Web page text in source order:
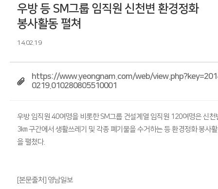
우방 등 SM그룹 임직원 신천변 환경정화
봉사활동 펼쳐
14.02.19
https://www.yeongnam.com/web/
0219.010280805510001
우방 임직원 40여명을 비롯한 SM그룹 건설계열 임직원 120여명은 신천
3㎞ 구간에서 생활쓰레기 및 각종 폐기물을 수거하는 등 환경정화 봉사
을 펼쳤다.
[본문출처] 영남일보